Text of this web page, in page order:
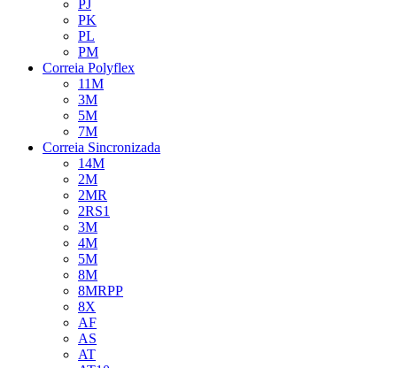
PJ
PK
PL
PM
Correia Polyflex
11M
3M
5M
7M
Correia Sincronizada
14M
2M
2MR
2RS1
3M
4M
5M
8M
8MRPP
8X
AF
AS
AT